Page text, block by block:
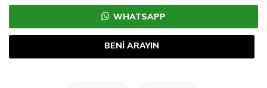
WHATSAPP
BENİ ARAYIN